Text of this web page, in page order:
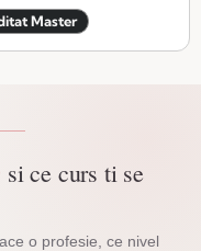
Master
si ce curs ti se
o profesie, ce nivel